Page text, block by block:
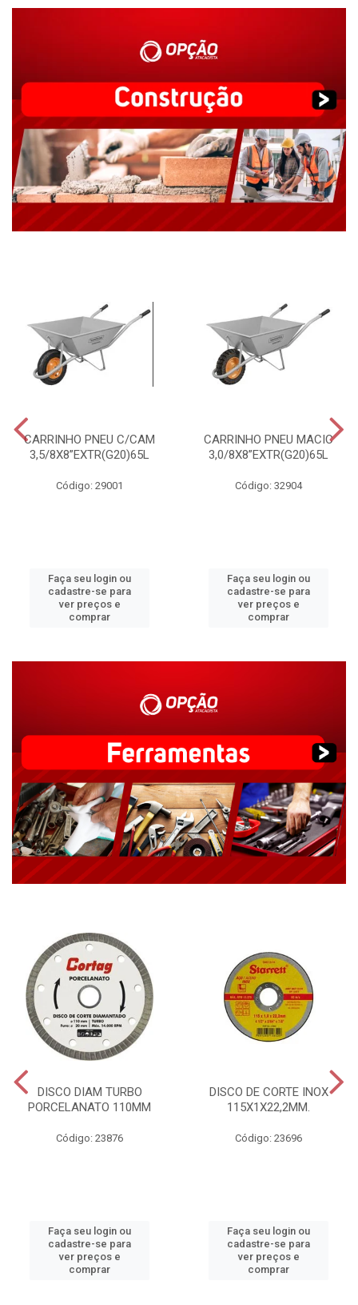
CARRINHO PNEU C/CAM
3,5/8X8”EXTR(G20)65L
Código: 29001
Faça seu login ou
cadastre-se para
ver preços e
comprar
CARRINHO PNEU MACIC
3,0/8X8”EXTR(G20)65L
Código: 32904
Faça seu login ou
cadastre-se para
ver preços e
comprar
DISCO DIAM TURBO
PORCELANATO 110MM
Código: 23876
Faça seu login ou
cadastre-se para
ver preços e
comprar
DISCO DE CORTE INOX
115X1X22,2MM.
Código: 23696
Faça seu login ou
cadastre-se para
ver preços e
comprar